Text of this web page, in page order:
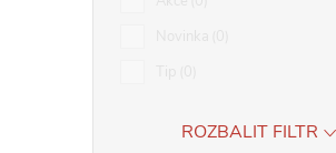
ROZBALIT FILTR